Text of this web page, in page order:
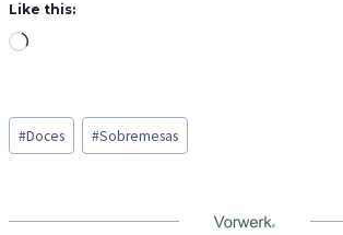
Like this:
L
d
i
g
Post
Tags:
#Doces #Sobremesas